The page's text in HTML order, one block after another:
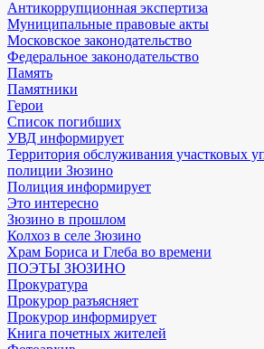
Антикоррупционная экспертиза
Муниципальные правовые акты
Московское законодательство
Федеральное законодательство
Память
Памятники
Герои
Список погибших
УВД информирует
Территория обслуживания участковых
полиции Зюзино
Полиция информирует
Это интересно
Зюзино в прошлом
Колхоз в селе Зюзино
Храм Бориса и Глеба во времени
ПОЭТЫ ЗЮЗИНО
Прокуратура
Прокурор разъясняет
Прокурор информирует
Книга почетных жителей